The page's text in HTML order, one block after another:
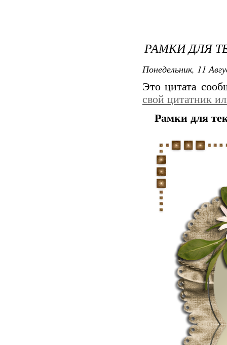
РАМКИ ДЛЯ
Понедельник, 11
Это цитата
свой цитатник
Рамки для